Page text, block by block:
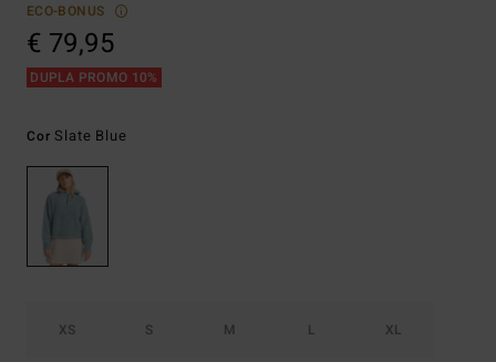
ECO-BONUS
€ 79,95
DUPLA PROMO 10%
Cor Slate Blue
XS S M L XL